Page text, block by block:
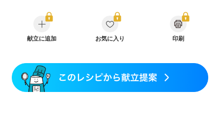
CKD（ステージ３a）
乳がん（抗がん剤治療中）
乳がん（ホルモン療法中）
乳がん（放射線治療中）
乳がん治療を終えた方・経過観察中の方など
食欲がない
ニキビ・肌荒れ
献立に追加 お気に入り 印刷